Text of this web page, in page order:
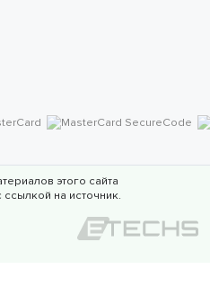
этого сайта
на источник.